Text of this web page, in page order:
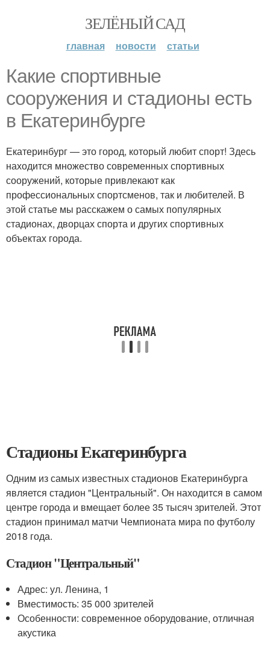
ЗЕЛЁНЫЙ САД
главная новости статьи
Какие спортивные
сооружения и стадионы есть
в Екатеринбурге
Екатеринбург — это город, который любит спорт! Здесь
находится множество современных спортивных
сооружений, которые привлекают как
профессиональных спортсменов, так и любителей. В
этой статье мы расскажем о самых популярных
стадионах, дворцах спорта и других спортивных
объектах города.
Стадионы Екатеринбурга
Одним из самых известных стадионов Екатеринбурга
является стадион "Центральный". Он находится в самом
центре города и вмещает более 35 тысяч зрителей. Этот
стадион принимал матчи Чемпионата мира по футболу
2018 года.
Стадион "Центральный"
Адрес: ул. Ленина, 1
Вместимость: 35 000 зрителей
Особенности: современное оборудование, отличная
акустика